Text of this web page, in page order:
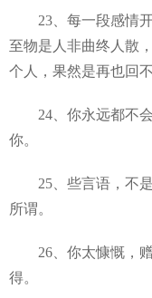
23、每一段感情开
至物是人非曲终人散
个人，果然是再也回不
24、你永远都不会
你。
25、些言语，不是
所谓。
26、你太慷慨，赠
得。